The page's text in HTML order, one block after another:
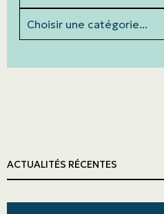
ACTUALITÉS RÉCENTES